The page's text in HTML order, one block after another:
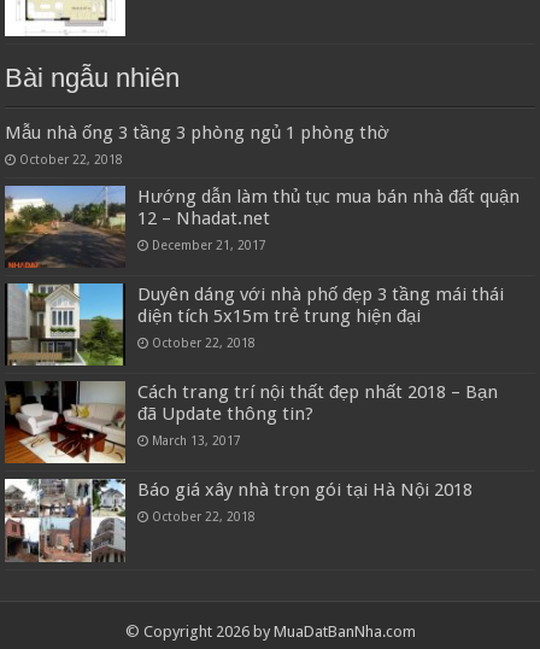
Bài ngẫu nhiên
Mẫu nhà ống 3 tầng 3 phòng ngủ 1 phòng thờ
October 22, 2018
Hướng dẫn làm thủ tục mua bán nhà đất quận
12 – Nhadat.net
December 21, 2017
Duyên dáng với nhà phố đẹp 3 tầng mái thái
diện tích 5x15m trẻ trung hiện đại
October 22, 2018
Cách trang trí nội thất đẹp nhất 2018 – Bạn
đã Update thông tin?
March 13, 2017
Báo giá xây nhà trọn gói tại Hà Nội 2018
October 22, 2018
© Copyright 2026 by MuaDatBanNha.com